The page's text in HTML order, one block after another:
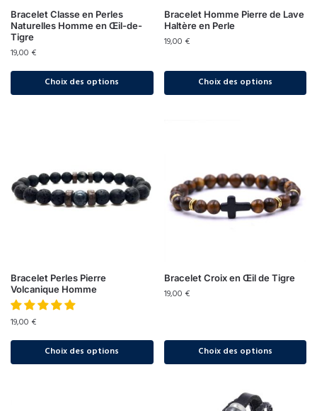
Bracelet Classe en Perles
Naturelles Homme en Œil-de-
Tigre
19,00 €
Choix des options
Bracelet Homme Pierre de Lave
Haltère en Perle
19,00 €
Choix des options
Bracelet Perles Pierre
Volcanique Homme
19,00 €
Choix des options
Bracelet Croix en Œil de Tigre
19,00 €
Choix des options